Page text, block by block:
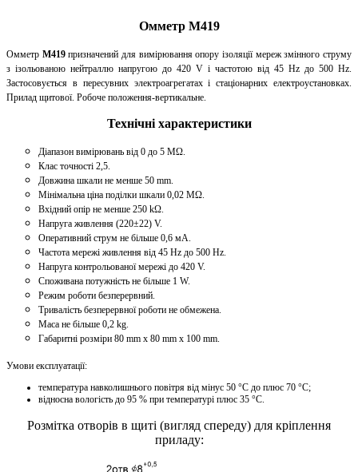
Омметр М419
Омметр М419призначений для вимірювання опору ізоляції мереж змінного струму
з ізольованою нейтраллю напругою до 420 V і частотою від 45 Hz до 500 Hz.
Застосовується в пересувних электроагрегатах і стаціонарних електроустановках.
Прилад щитової. Робоче положення-вертикальне.
Технічні характеристики
Діапазон вимірювань від 0 до 5 МΩ.
Клас точності 2,5.
Довжина шкали не менше 50 mm.
Мінімальна ціна поділки шкали 0,02 МΩ.
Вхідний опір не менше 250 kΩ.
Напруга живлення (220±22) V.
Оперативний струм не більше 0,6 мА.
Частота мережі живлення від 45 Hz до 500 Hz.
Напруга контрольованої мережі до 420 V.
Споживана потужність не більше 1 W.
Режим роботи безперервний.
Тривалість безперервної роботи не обмежена.
Маса не більше 0,2 kg.
Габаритні розміри 80 mm х 80 mm x 100 mm.
Умови експлуатації:
температура навколишнього повітря від мінус 50 °С до плюс 70 °С;
відносна вологість до 95 % при температурі плюс 35 °С.
Розмітка отворів в щиті (вигляд спереду) для кріплення
приладу: